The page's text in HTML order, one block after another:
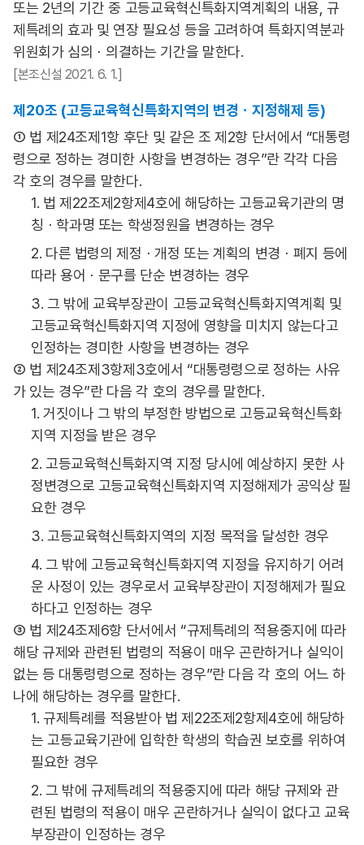
또는 2년의 기간 중 고등교육혁신특화지역계획의 내용, 규
제특례의 효과 및 연장 필요성 등을 고려하여 특화지역분과
위원회가 심의ㆍ의결하는 기간을 말한다.
[본조신설 2021. 6. 1.]
제20조 (고등교육혁신특화지역의 변경ㆍ지정해제 등)
① 법 제24조제1항 후단 및 같은 조 제2항 단서에서 “대통령
령으로 정하는 경미한 사항을 변경하는 경우”란 각각 다음
각 호의 경우를 말한다.
1. 법 제22조제2항제4호에 해당하는 고등교육기관의 명
칭ㆍ학과명 또는 학생정원을 변경하는 경우
2. 다른 법령의 제정ㆍ개정 또는 계획의 변경ㆍ폐지 등에
따라 용어ㆍ문구를 단순 변경하는 경우
3. 그 밖에 교육부장관이 고등교육혁신특화지역계획 및
고등교육혁신특화지역 지정에 영향을 미치지 않는다고
인정하는 경미한 사항을 변경하는 경우
② 법 제24조제3항제3호에서 “대통령령으로 정하는 사유
가 있는 경우”란 다음 각 호의 경우를 말한다.
1. 거짓이나 그 밖의 부정한 방법으로 고등교육혁신특화
지역 지정을 받은 경우
2. 고등교육혁신특화지역 지정 당시에 예상하지 못한 사
정변경으로 고등교육혁신특화지역 지정해제가 공익상 필
요한 경우
3. 고등교육혁신특화지역의 지정 목적을 달성한 경우
4. 그 밖에 고등교육혁신특화지역 지정을 유지하기 어려
운 사정이 있는 경우로서 교육부장관이 지정해제가 필요
하다고 인정하는 경우
③ 법 제24조제6항 단서에서 “규제특례의 적용중지에 따라
해당 규제와 관련된 법령의 적용이 매우 곤란하거나 실익이
없는 등 대통령령으로 정하는 경우”란 다음 각 호의 어느 하
나에 해당하는 경우를 말한다.
1. 규제특례를 적용받아 법 제22조제2항제4호에 해당하
는 고등교육기관에 입학한 학생의 학습권 보호를 위하여
필요한 경우
2. 그 밖에 규제특례의 적용중지에 따라 해당 규제와 관
련된 법령의 적용이 매우 곤란하거나 실익이 없다고 교육
부장관이 인정하는 경우